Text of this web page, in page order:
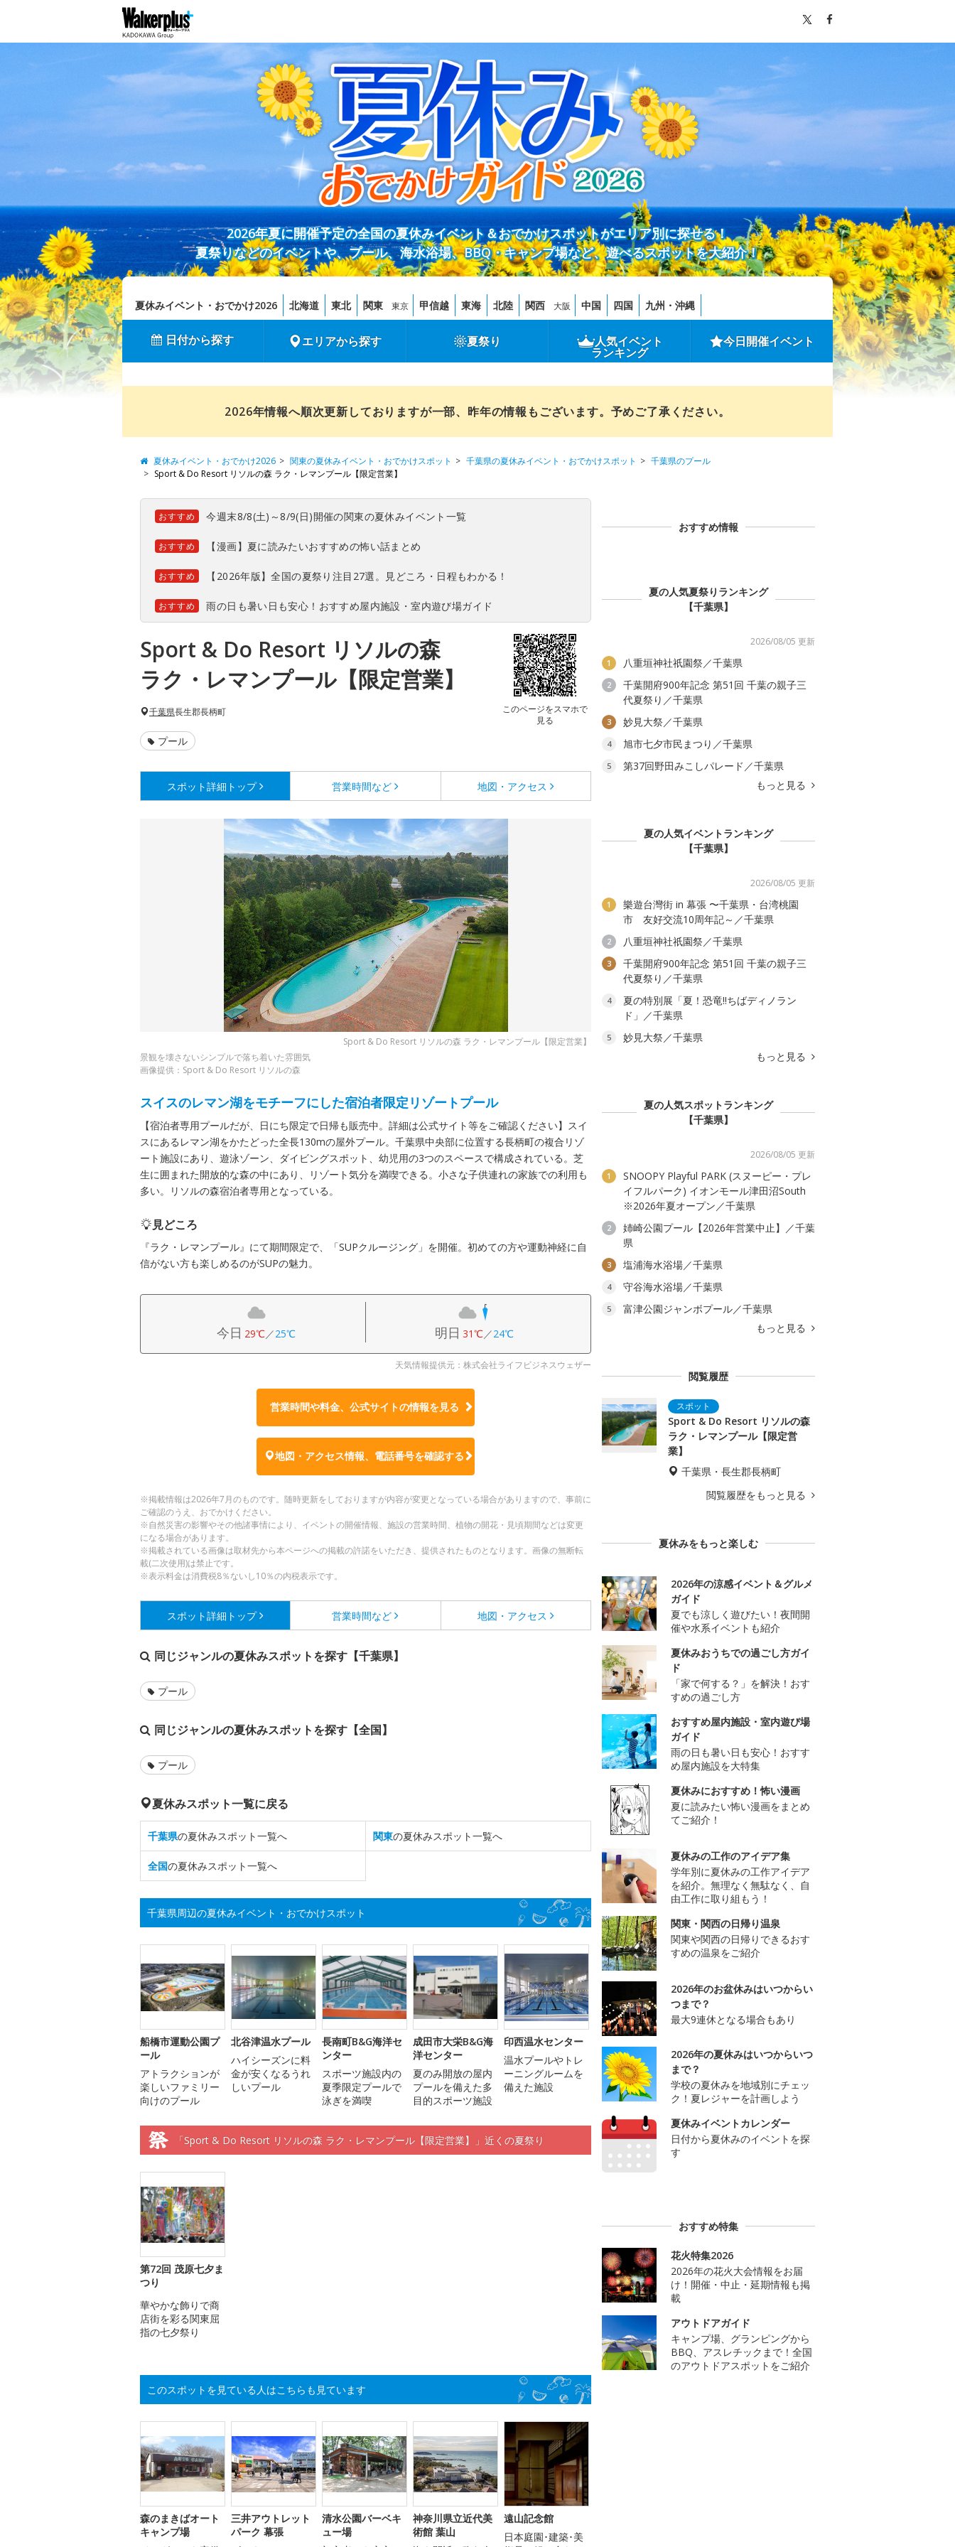
2026年夏に開催予定の全国の夏休みイベント＆おでかけスポットがエリア別に探せる！
夏祭りなどのイベントや、プール、海水浴場、BBQ・キャンプ場など、遊べるスポットを大紹介！
夏休みイベント・おでかけ2026 北海道 東北 関東 東京 甲信越 東海 北陸 関西 大阪 中国 四国 九州・沖縄
日付から探す エリアから探す 夏祭り 人気イベント
ランキング
今日開催イベント
2026年情報へ順次更新しておりますが一部、昨年の情報もございます。予めご了承ください。
夏休みイベント・おでかけ2026 関東の夏休みイベント・おでかけスポット 千葉県の夏休みイベント・おでかけスポット
千葉県のプール
Sport & Do Resort リソルの森 ラク・レマンプール【限定営業】
おすすめ 今週末8/8(土)～8/9(日)開催の関東の夏休みイベント一覧
おすすめ 【漫画】夏に読みたいおすすめの怖い話まとめ
おすすめ 【2026年版】全国の夏祭り注目27選。見どころ・日程もわかる！
おすすめ 雨の日も暑い日も安心！おすすめ屋内施設・室内遊び場ガイド
Sport & Do Resort リソルの森
ラク・レマンプール【限定営業】
このページをスマホで
見る
千葉県長生郡長柄町
プール
スポット詳細 トップ 営業時間など 地図・アクセス
Sport & Do Resort リソルの森 ラク・レマンプール【限定営業】
景観を壊さないシンプルで落ち着いた雰囲気
画像提供：Sport & Do Resort リソルの森
スイスのレマン湖をモチーフにした宿泊者限定リゾートプール
【宿泊者専用プールだが、日にち限定で日帰も販売中。詳細は公式サイト等をご確認ください】スイ
スにあるレマン湖をかたどった全長130mの屋外プール。千葉県中央部に位置する長柄町の複合リゾ
ート施設にあり、遊泳ゾーン、ダイビングスポット、幼児用の3つのスペースで構成されている。芝
生に囲まれた開放的な森の中にあり、リゾート気分を満喫できる。小さな子供連れの家族での利用も
多い。リソルの森宿泊者専用となっている。
見どころ
『ラク・レマンプール』にて期間限定で、「SUPクルージング」を開催。初めての方や運動神経に自
信がない方も楽しめるのがSUPの魅力。
今日 29℃／25℃ 明日 31℃／24℃
天気情報提供元：株式会社ライフビジネスウェザー
営業時間や料金、公式サイトの情報を見る
地図・アクセス情報、電話番号を確認する
※掲載情報は2026年7月のものです。随時更新をしておりますが内容が変更となっている場合がありますので、事前に
ご確認のうえ、おでかけください。
※自然災害の影響やその他諸事情により、イベントの開催情報、施設の営業時間、植物の開花・見頃期間などは変更
になる場合があります。
※掲載されている画像は取材先から本ページへの掲載の許諾をいただき、提供されたものとなります。画像の無断転
載(二次使用)は禁止です。
※表示料金は消費税8％ないし10％の内税表示です。
スポット詳細 トップ 営業時間など 地図・アクセス
同じジャンルの夏休みスポットを探す【千葉県】
プール
同じジャンルの夏休みスポットを探す【全国】
プール
夏休みスポット一覧に戻る
千葉県の夏休みスポット一覧へ 関東の夏休みスポット一覧へ
全国の夏休みスポット一覧へ
千葉県周辺の夏休みイベント・おでかけスポット
船橋市運動公園プ
ール
アトラクションが
楽しいファミリー
向けのプール
北谷津温水プール
ハイシーズンに料
金が安くなるうれ
しいプール
長南町B&G海洋セ
ンター
スポーツ施設内の
夏季限定プールで
泳ぎを満喫
成田市大栄B&G海
洋センター
夏のみ開放の屋内
プールを備えた多
目的スポーツ施設
印西温水センター
温水プールやトレ
ーニングルームを
備えた施設
「Sport & Do Resort リソルの森 ラク・レマンプール【限定営業】」近くの夏祭り
第72回 茂原七夕ま
つり
華やかな飾りで商
店街を彩る関東屈
指の七夕祭り
このスポットを見ている人はこちらも見ています
森のまきばオート
キャンプ場
三井アウトレット
パーク 幕張
清水公園バーベキ
ュー場
神奈川県立近代美
術館 葉山
遠山記念館
日本庭園･建築･美
おすすめ情報
夏の人気夏祭りランキング
【千葉県】
2026/08/05 更新
1 八重垣神社祇園祭／千葉県
2
千葉開府900年記念 第51回 千葉の親子三
代夏祭り／千葉県
3 妙見大祭／千葉県
4 旭市七夕市民まつり／千葉県
5
第37回野田みこしパレード／千葉県
もっと見る
夏の人気イベントランキング
【千葉県】
2026/08/05 更新
1
樂遊台灣街 in 幕張 〜千葉県・台湾桃園
市 友好交流10周年記～／千葉県
2 八重垣神社祇園祭／千葉県
3
千葉開府900年記念 第51回 千葉の親子三
代夏祭り／千葉県
4
夏の特別展「夏！恐竜!!ちばディノラン
ド」／千葉県
5
妙見大祭／千葉県
もっと見る
夏の人気スポットランキング
【千葉県】
2026/08/05 更新
1
SNOOPY Playful PARK (スヌーピー・プレ
イフルパーク) イオンモール津田沼South
※2026年夏オープン／千葉県
2
姉崎公園プール【2026年営業中止】／千葉
県
3 塩浦海水浴場／千葉県
4 守谷海水浴場／千葉県
5
富津公園ジャンボプール／千葉県
もっと見る
閲覧履歴
Sport & Do Resort リソルの森
ラク・レマンプール【限定営
業】
千葉県・長生郡長柄町
閲覧履歴をもっと見る
夏休みをもっと楽しむ
2026年の涼感イベント＆グルメ
ガイド
夏でも涼しく遊びたい！夜間開
催や水系イベントも紹介
夏休みおうちでの過ごし方ガイ
ド
「家で何する？」を解決！おす
すめの過ごし方
おすすめ屋内施設・室内遊び場
ガイド
雨の日も暑い日も安心！おすす
め屋内施設を大特集
夏休みにおすすめ！怖い漫画
夏に読みたい怖い漫画をまとめ
てご紹介！
夏休みの工作のアイデア集
学年別に夏休みの工作アイデア
を紹介。無理なく無駄なく、自
由工作に取り組もう！
関東・関西の日帰り温泉
関東や関西の日帰りできるおす
すめの温泉をご紹介
2026年のお盆休みはいつからい
つまで？
最大9連休となる場合もあり
2026年の夏休みはいつからいつ
まで？
学校の夏休みを地域別にチェッ
ク！夏レジャーを計画しよう
夏休みイベントカレンダー
日付から夏休みのイベントを探
す
おすすめ特集
花火特集2026
2026年の花火大会情報をお届
け！開催・中止・延期情報も掲
載
アウトドアガイド
キャンプ場、グランピングから
BBQ、アスレチックまで！全国
のアウトドアスポットをご紹介